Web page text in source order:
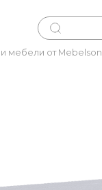
мебели от Mebelson